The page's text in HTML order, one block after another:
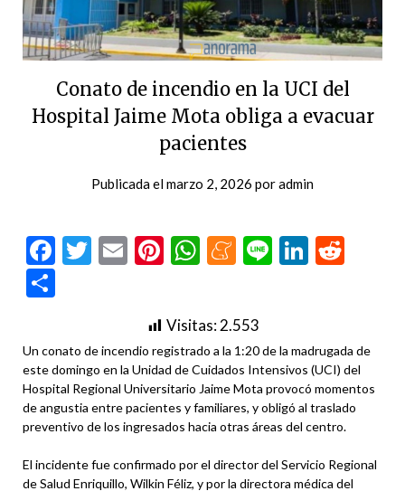
Conato de incendio en la UCI del
Hospital Jaime Mota obliga a evacuar
pacientes
Publicada elmarzo 2, 2026 poradmin
Facebook
Twitter
EmailPinterest
WhatsApp
Meneame
Line
Visitas:2.553
Un conato de incendio registrado a la 1:20 de la madrugada de
este domingo en la Unidad de Cuidados Intensivos (UCI) del
Hospital Regional Universitario Jaime Mota provocó momentos
de angustia entre pacientes y familiares, y obligó al traslado
preventivo de los ingresados hacia otras áreas del centro.
El incidente fue confirmado por el director del Servicio Regional
de Salud Enriquillo, Wilkin Féliz, y por la directora médica del